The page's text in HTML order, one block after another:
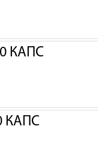
КАПС
КАПС